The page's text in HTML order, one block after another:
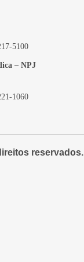
5100
– NPJ
1060
reservados.